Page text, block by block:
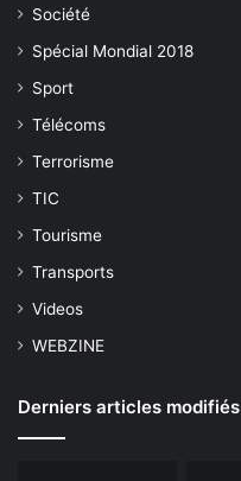
Société
Spécial Mondial 2018
Sport
Télécoms
Terrorisme
TIC
Tourisme
Transports
Videos
WEBZINE
Derniers articles modifiés